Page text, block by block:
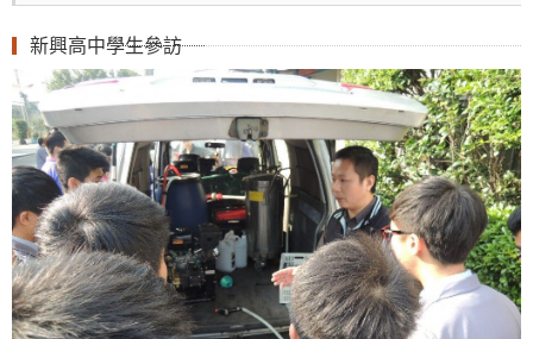
新興高中學生參訪